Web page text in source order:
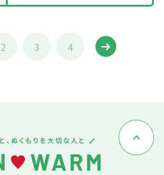
2 3 4